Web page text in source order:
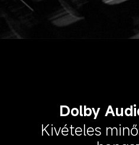
Dolby
Kivételes